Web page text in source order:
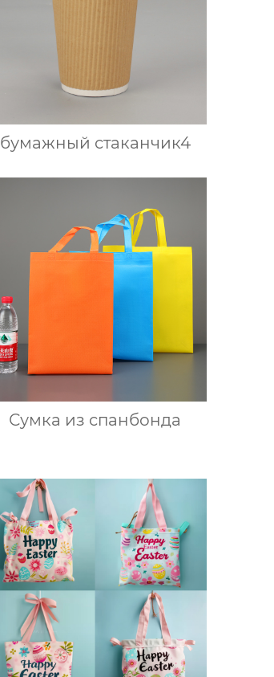
бумажный стаканчик4
Сумка из спанбонда